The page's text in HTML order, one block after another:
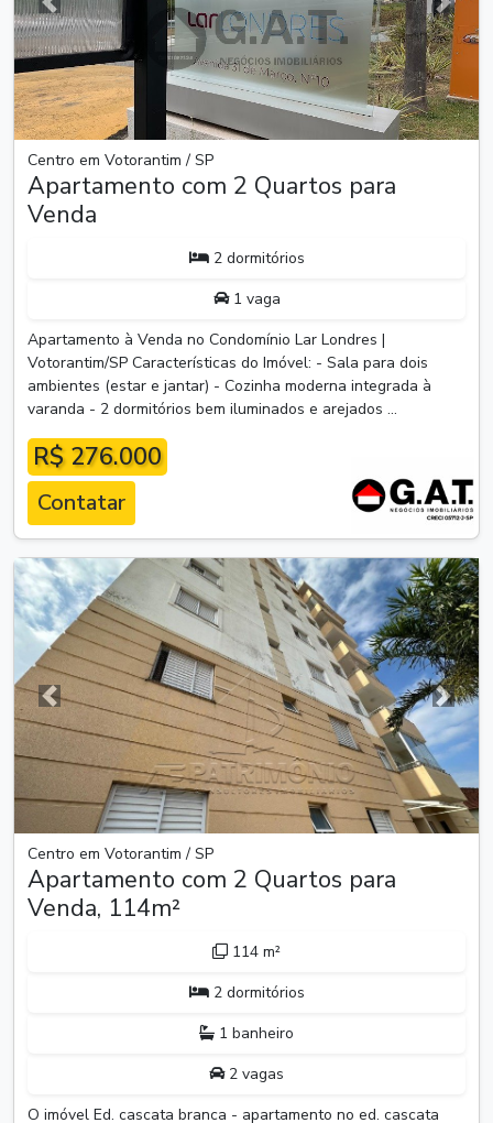
Anterior
Centro em Votorantim / SP
Apartamento com 2 Quartos para
Venda
2 dormitórios
1 vaga
Apartamento à Venda no Condomínio Lar Londres |
Votorantim/SP Características do Imóvel: - Sala para dois
ambientes (estar e jantar) - Cozinha moderna integrada à
varanda - 2 dormitórios bem iluminados e arejados ...
R$ 276.000
Contatar
Anterior
Centro em Votorantim / SP
Apartamento com 2 Quartos para
Venda, 114m²
114 m²
2 dormitórios
1 banheiro
2 vagas
O imóvel Ed. cascata branca - apartamento no ed. cascata